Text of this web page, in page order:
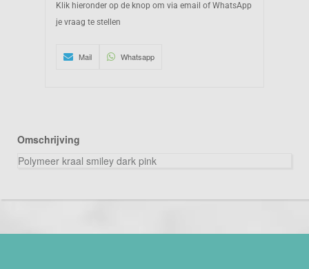
Klik hieronder op de knop om via email of WhatsApp
je vraag te stellen
Mail Whatsapp
Omschrijving
Polymeer kraal smiley dark pink